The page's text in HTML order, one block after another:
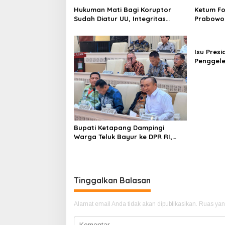
Hukuman Mati Bagi Koruptor
Sudah Diatur UU, Integritas
Pemberantasan Korupsi
Ketum
Bupati Ketapang Dampingi
Warga Teluk Bayur ke DPR RI,
Isu
Tinggalkan Balasan
Alamat email Anda tidak akan dipublikasikan. Ruas